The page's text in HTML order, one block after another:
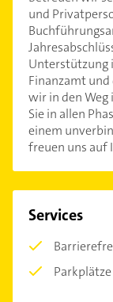
und
Unterstützung
Finanzamt und
wir in den
Sie in allen
einem
freuen uns auf
Services
Parkplätze